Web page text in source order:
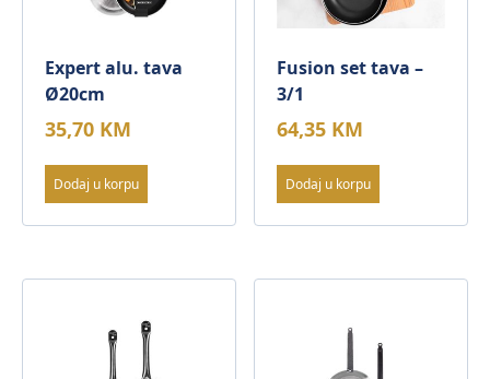
Expert alu. tava
Ø20cm
35,70 KM
Dodaj u korpu
Fusion set tava –
3/1
64,35 KM
Dodaj u korpu